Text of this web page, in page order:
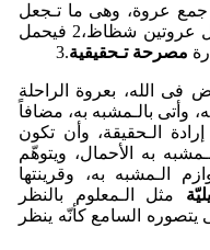
عروة، وهی ما تـجعل
فی الأحمال والرواحل، ویـجعل بین کل عروتین شظاظ،2 فیحمل
مصرحة تـحقیقیة.3
فی الله، بعروة الراحلة
وأتی بالـمشبه به، مضافاً
الـحقیقة، وأن تکون
به الأحمال، ویتوهّم
الـمشبه به، وقرینتها
مثل الـمعلوم بالنظر
السامع کأنّه ینظر